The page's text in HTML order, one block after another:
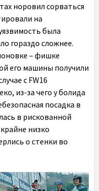
норовил сорваться
на
была
гораздо сложнее.
– фишке
его машины получили
с FW16
из-за чего у болида
посадка в
в рискованной
низко
о стенки во